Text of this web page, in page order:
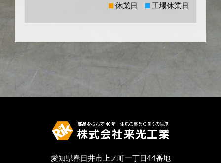
休業日 工場休業日
愛知県春日井市上ノ町一丁目44番地